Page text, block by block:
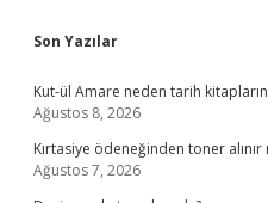
Sidebar
Son Yazılar
Kut-ül Amare neden tarih
Ağustos 8, 2026
Kırtasiye ödeneğinden toner alınır
Ağustos 7, 2026